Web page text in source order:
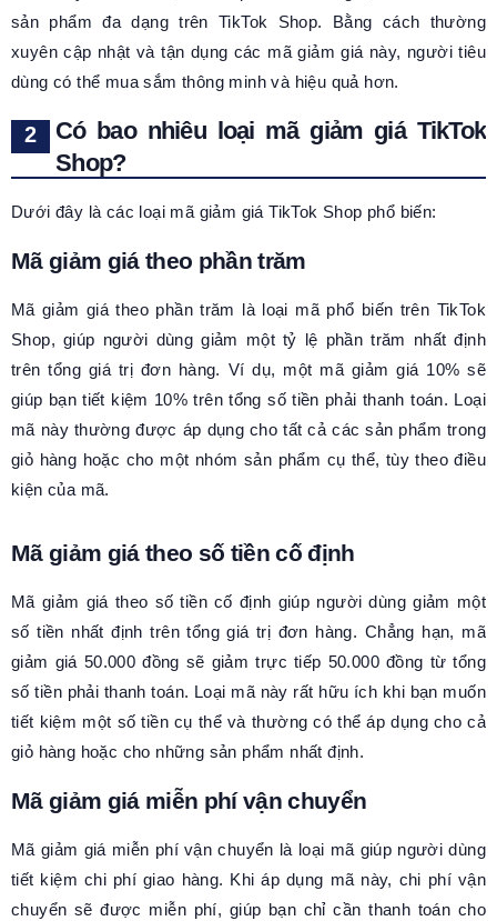
sản phẩm đa dạng trên TikTok Shop. Bằng cách thường
xuyên cập nhật và tận dụng các mã giảm giá này, người tiêu
dùng có thể mua sắm thông minh và hiệu quả hơn.
Có bao nhiêu loại mã giảm giá TikTok
Shop?
Dưới đây là các loại mã giảm giá TikTok Shop phổ biến:
Mã giảm giá theo phần trăm
Mã giảm giá theo phần trăm là loại mã phổ biến trên TikTok
Shop, giúp người dùng giảm một tỷ lệ phần trăm nhất định
trên tổng giá trị đơn hàng. Ví dụ, một mã giảm giá 10% sẽ
giúp bạn tiết kiệm 10% trên tổng số tiền phải thanh toán. Loại
mã này thường được áp dụng cho tất cả các sản phẩm trong
giỏ hàng hoặc cho một nhóm sản phẩm cụ thể, tùy theo điều
kiện của mã.
Mã giảm giá theo số tiền cố định
Mã giảm giá theo số tiền cố định giúp người dùng giảm một
số tiền nhất định trên tổng giá trị đơn hàng. Chẳng hạn, mã
giảm giá 50.000 đồng sẽ giảm trực tiếp 50.000 đồng từ tổng
số tiền phải thanh toán. Loại mã này rất hữu ích khi bạn muốn
tiết kiệm một số tiền cụ thể và thường có thể áp dụng cho cả
giỏ hàng hoặc cho những sản phẩm nhất định.
Mã giảm giá miễn phí vận chuyển
Mã giảm giá miễn phí vận chuyển là loại mã giúp người dùng
tiết kiệm chi phí giao hàng. Khi áp dụng mã này, chi phí vận
chuyển sẽ được miễn phí, giúp bạn chỉ cần thanh toán cho